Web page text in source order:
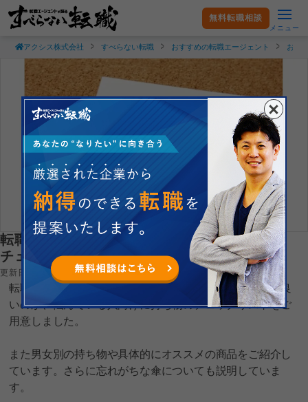
無料転職相談
メニュー
アクシス株式会社 すべらない転職 おすすめの転職エージェント おす
転職面接に必要な持ち物は？｜今すぐ使える
チェックリスト付き
更新日：2026.04.23
転職面接を受ける際に、どんな持ち物を用意したほうが良
いのか、悩んでいる人向けに持ち物のチェックリストをご
用意しました。
また男女別の持ち物や具体的にオススメの商品をご紹介し
ています。さらに忘れがちな傘についても説明していま
す。